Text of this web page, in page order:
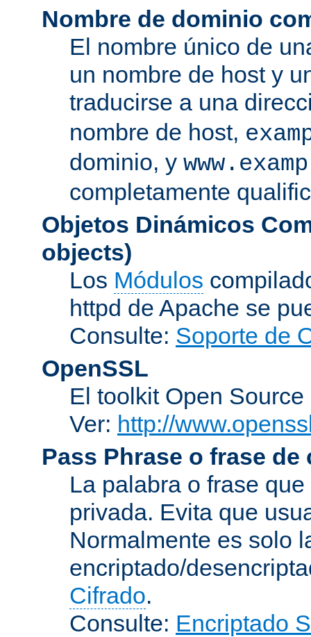
Nombre de dominio
El nombre único de
un nombre de host y
traducirse a una
nombre de host,
dominio, y
completamente
Objetos Dinámicos
objects)
Los Módulos
httpd de Apache se
Consulte: Soporte de
OpenSSL
El toolkit Open
Ver: http://
Pass Phrase o frase de
La palabra o frase
privada. Evita que
Normalmente es solo
encriptado/
Cifrado.
Consulte: Encriptado